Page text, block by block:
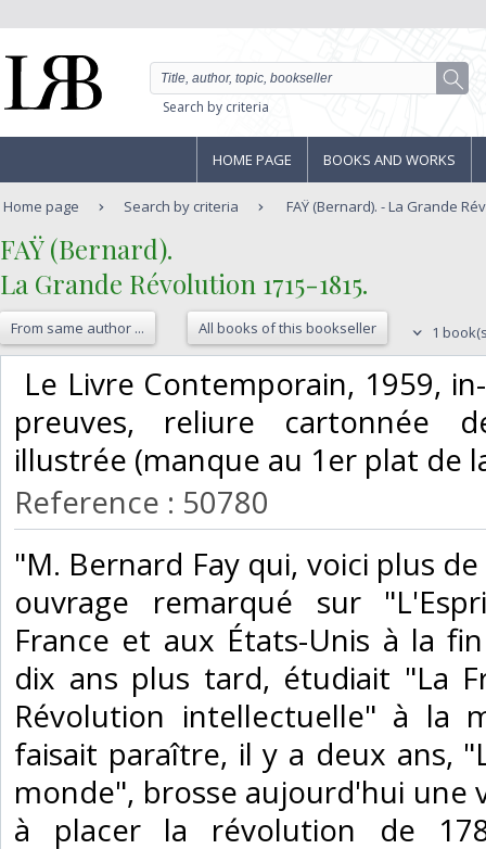
Search by criteria
HOME PAGE BOOKS AND WORKS
Home page Search by criteria FAŸ (Bernard). - La Grande
‎FAŸ (Bernard).‎
‎La Grande Révolution 1715-1815.‎
From same author ... All books of this bookseller 1
Le Livre Contemporain, 1959,
preuves, reliure cartonnée
illustrée (manque au 1er plat de
Reference : 50780
‎"M. Bernard Fay qui, voici plus
ouvrage remarqué sur
France et aux États-Unis à la
dix ans plus tard, étudiait "La
Révolution intellectuelle" à la
faisait paraître, il y a deux ans,
monde", brosse aujourd'hui une
à placer la révolution de